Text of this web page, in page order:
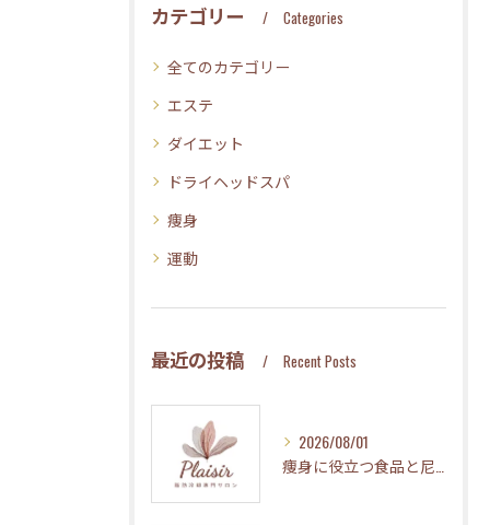
カテゴリー Categories
全てのカテゴリー
エステ
ダイエット
ドライヘッドスパ
痩身
運動
最近の投稿 Recent Posts
2026/08/01